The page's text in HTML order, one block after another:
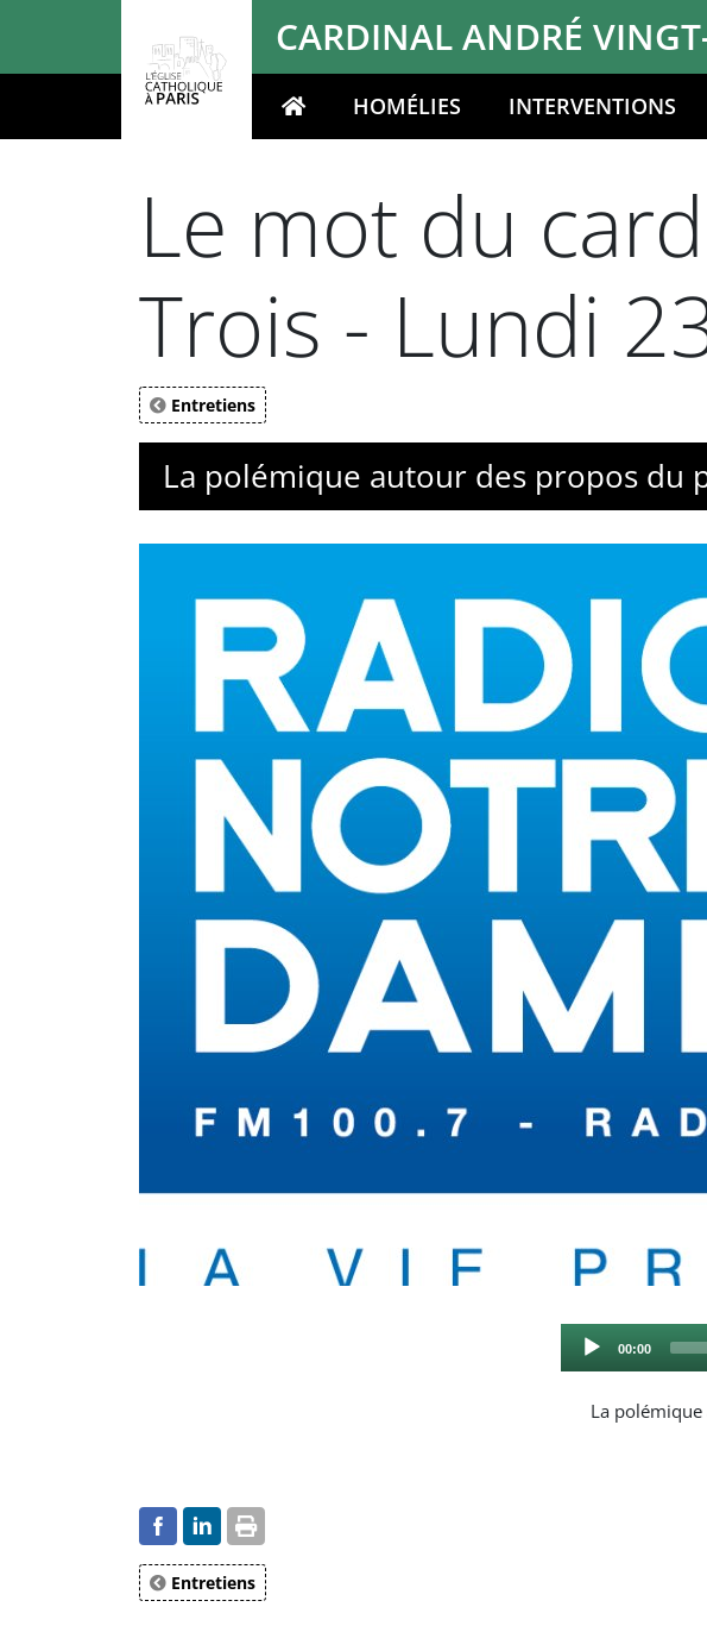
CARDINAL ANDRÉ
Votre rechercheHOMÉLIES INTERVENTIONS
Le mot du
Trois - Lundi
Entretiens
La polémique autour des propos du
Current
00:00
La
Entretiens